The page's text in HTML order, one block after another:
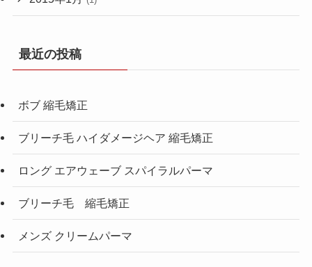
最近の投稿
ボブ 縮毛矯正
ブリーチ毛 ハイダメージヘア 縮毛矯正
ロング エアウェーブ スパイラルパーマ
ブリーチ毛 縮毛矯正
メンズ クリームパーマ